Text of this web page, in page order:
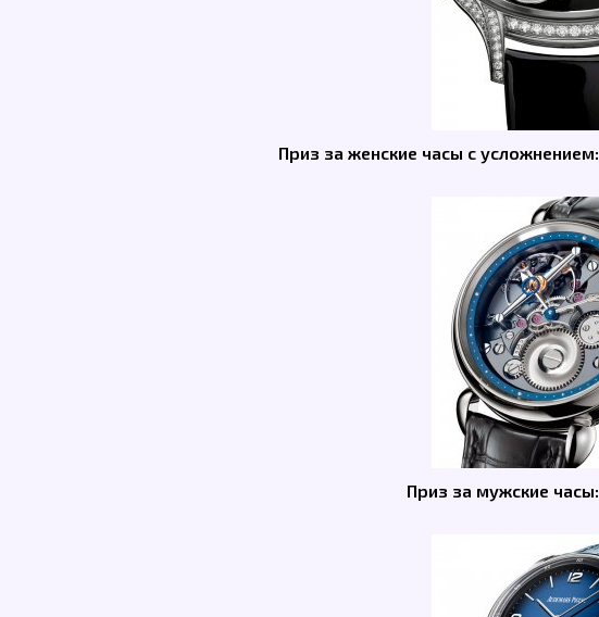
Приз за женские часы с усложнением:
Приз за мужские часы: